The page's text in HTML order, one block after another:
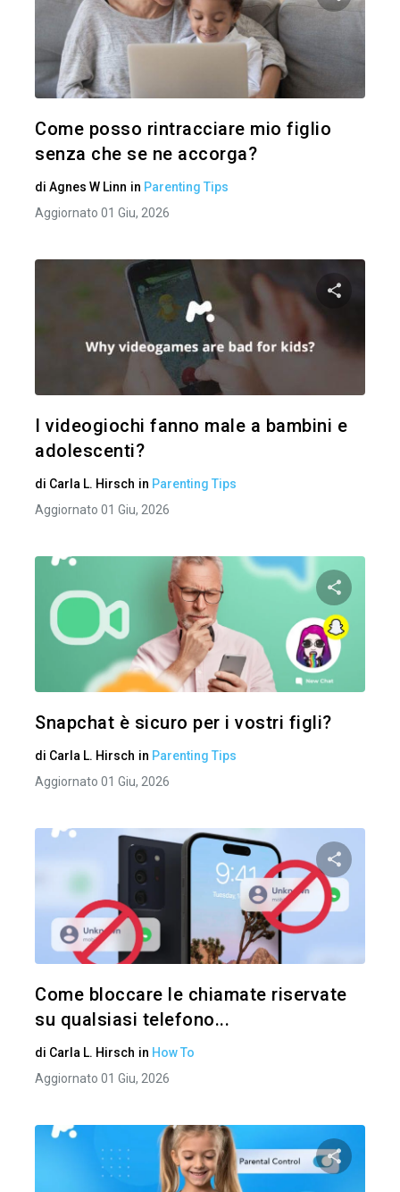
Come posso rintracciare mio figlio
senza che se ne accorga?
di Agnes W Linn in Parenting Tips
Aggiornato 01 Giu, 2026
I videogiochi fanno male a bambini e
adolescenti?
di Carla L. Hirsch in Parenting Tips
Aggiornato 01 Giu, 2026
Condividi
Snapchat è sicuro per i vostri figli?
di Carla L. Hirsch in Parenting Tips
Aggiornato 01 Giu, 2026
Come bloccare le chiamate riservate
su qualsiasi telefono...
di Carla L. Hirsch in How To
Aggiornato 01 Giu, 2026